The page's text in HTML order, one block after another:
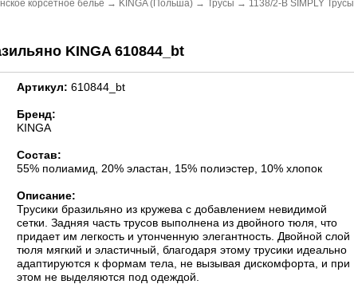
корсетное бельё → KINGA (Польша) → Трусы → 1138/2-B SIMPLY Трусы
KINGA 610844_bt
Артикул: 610844_bt
Бренд:
KINGA
Состав:
55% полиамид, 20% эластан, 15% полиэстер, 10% хлопок
Описание:
Трусики бразильяно из кружева с добавлением невидимой
сетки. Задняя часть трусов выполнена из двойного тюля, что
придает им легкость и утонченную элегантность. Двойной слой
тюля мягкий и эластичный, благодаря этому трусики идеально
адаптируются к формам тела, не вызывая дискомфорта, и при
этом не выделяются под одеждой.